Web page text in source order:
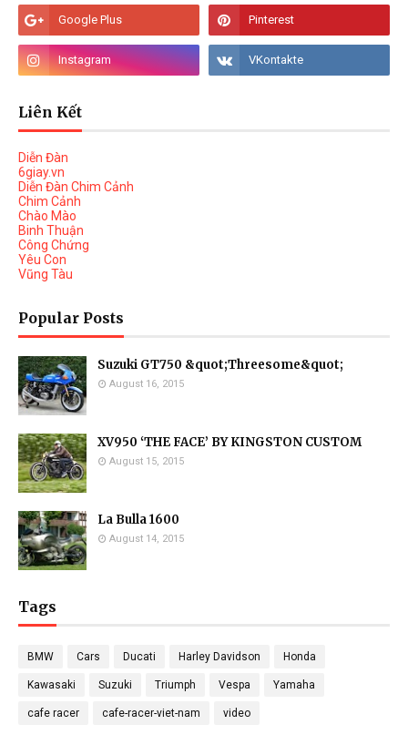
Liên Kết
Diễn Đàn
6giay.vn
Diễn Đàn Chim Cảnh
Chim Cảnh
Chào Mào
Binh Thuận
Công Chứng
Yêu Con
Vũng Tàu
Popular Posts
Suzuki GT750 &quot;Threesome&quot;
August 16, 2015
XV950 ‘THE FACE’ BY KINGSTON CUSTOM
August 15, 2015
La Bulla 1600
August 14, 2015
Tags
BMW Cars Ducati Harley Davidson Honda
Kawasaki Suzuki Triumph Vespa Yamaha
cafe racer cafe-racer-viet-nam video